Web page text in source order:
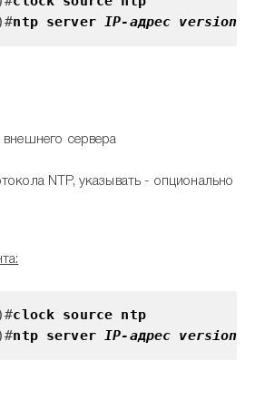
ntp serverIP-адрес version
внешнего сервера
NTP, указывать - опционально
clock source ntp
ntp serverIP-адрес version